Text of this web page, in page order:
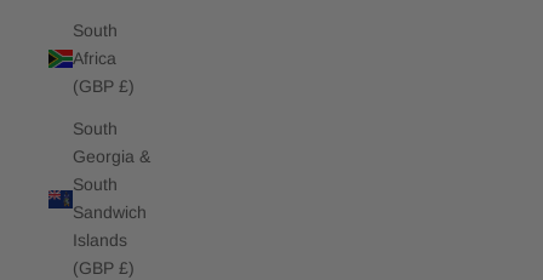
South
Africa
(GBP £)
South
Georgia &
South
Sandwich
Islands
(GBP £)